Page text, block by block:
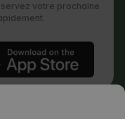
votre prochaine